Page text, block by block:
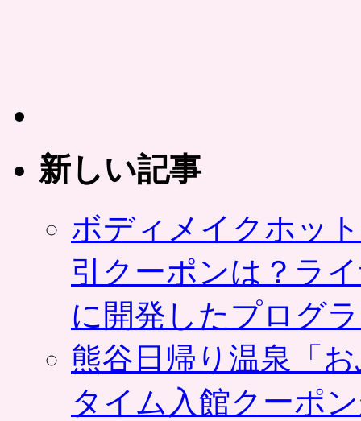
新しい記事
ボディメイクホッ
引クーポンは？ラ
に開発したプログ
熊谷日帰り温泉「
タイム入館クーポ